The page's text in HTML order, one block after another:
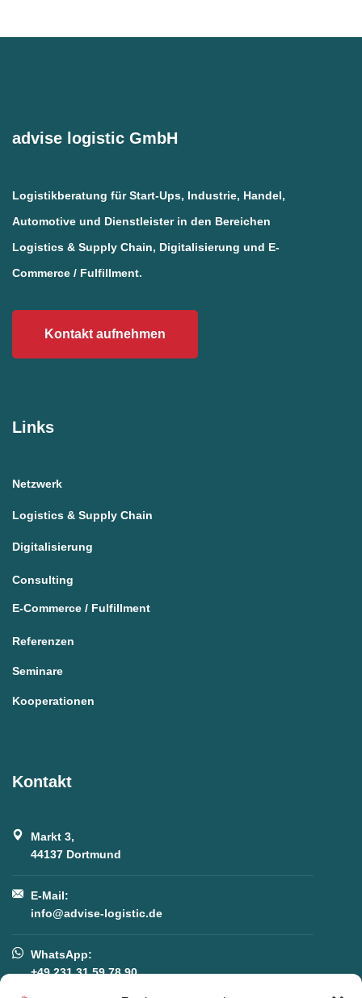
advise logistic GmbH
Logistikberatung für Start-Ups, Industrie, Handel,
Automotive und Dienstleister in den Bereichen
Logistics & Supply Chain, Digitalisierung und E-
Commerce / Fulfillment.
Kontakt aufnehmen
Links
Netzwerk
Logistics & Supply Chain
Digitalisierung
Consulting
E-Commerce / Fulfillment
Referenzen
Seminare
Kooperationen
Kontakt
Markt 3,
44137 Dortmund
E-Mail:
info@advise-logistic.de
WhatsApp:
+49 231 31 59 78 90